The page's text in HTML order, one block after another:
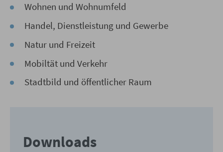
Wohnen und Wohnumfeld
Handel, Dienstleistung und Gewerbe
Natur und Freizeit
Mobiltät und Verkehr
Stadtbild und öffentlicher Raum
Downloads